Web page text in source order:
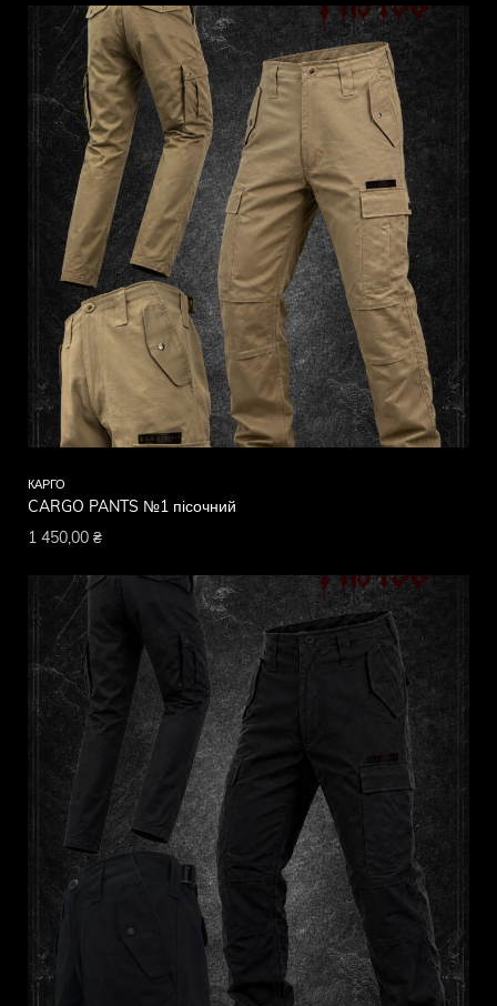
КАРГО
CARGO PANTS №1 пісочний
1 450,00 ₴